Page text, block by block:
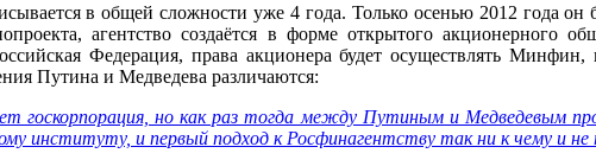
в общей сложности уже 4 года. Только осенью 2012 года он
агентство создаётся в форме открытого акционерного
Федерация, права акционера будет осуществлять Минфин,
Путина и Медведева различаются:
госкорпорация, но как раз тогда между Путиным и Медведевым
институту, и первый подход к Росфинагентству так ни к чему и не